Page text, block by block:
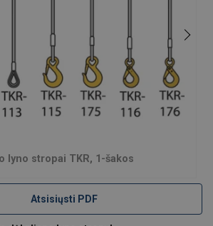
lyno stropai TKR, 1-šakos
Atsisiųsti PDF